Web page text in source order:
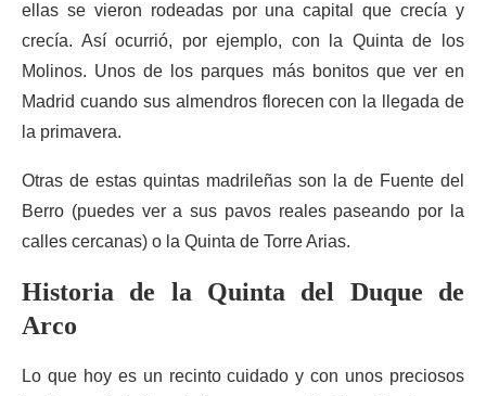
ellas se vieron rodeadas por una capital que crecía y
crecía. Así ocurrió, por ejemplo, con la Quinta de los
Molinos. Unos de los parques más bonitos que ver en
Madrid cuando sus almendros florecen con la llegada de
la primavera.
Otras de estas quintas madrileñas son la de Fuente del
Berro (puedes ver a sus pavos reales paseando por la
calles cercanas) o la Quinta de Torre Arias.
Historia de la Quinta del Duque de
Arco
Lo que hoy es un recinto cuidado y con unos preciosos